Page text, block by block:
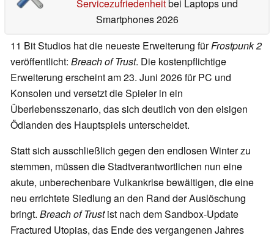
Servicezufriedenheitbei Laptops und
Smartphones 2026
11 Bit Studios hat die neueste Erweiterung fürFrostpunk 2
veröffentlicht: Breach of Trust. Die kostenpflichtige
Erweiterung erscheint am 23. Juni 2026 für PC und
Konsolen und versetzt die Spieler in ein
Überlebensszenario, das sich deutlich von den eisigen
Ödlanden des Hauptspiels unterscheidet.
Statt sich ausschließlich gegen den endlosen Winter zu
stemmen, müssen die Stadtverantwortlichen nun eine
akute, unberechenbare Vulkankrise bewältigen, die eine
neu errichtete Siedlung an den Rand der Auslöschung
bringt. Breach of Trustist nach dem Sandbox‑Update
Fractured Utopias, das Ende des vergangenen Jahres